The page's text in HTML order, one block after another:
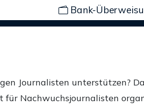
Bank-
Journalisten unterstützen?
für Nachwuchsjournalisten